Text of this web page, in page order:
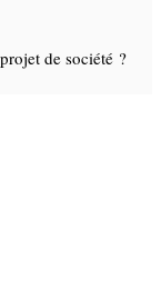
de société ?